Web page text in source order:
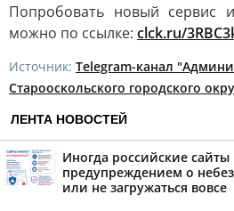
Попробовать новый сервис
можно по ссылке: clck.ru/
Источник: Telegram-канал
Старооскольского городского
ЛЕНТА НОВОСТЕЙ
Иногда российские сайты
предупреждением о
или не загружаться вовсе